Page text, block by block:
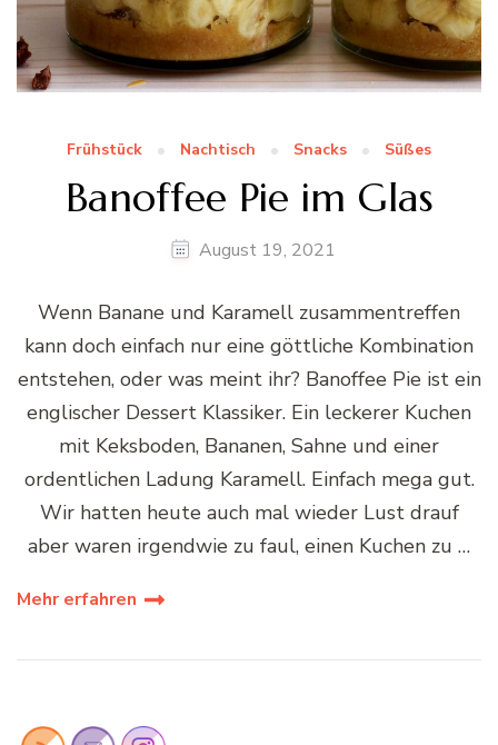
Frühstück Nachtisch Snacks Süßes
Banoffee Pie im Glas
August 19, 2021
Wenn Banane und Karamell zusammentreffen
kann doch einfach nur eine göttliche Kombination
entstehen, oder was meint ihr? Banoffee Pie ist ein
englischer Dessert Klassiker. Ein leckerer Kuchen
mit Keksboden, Bananen, Sahne und einer
ordentlichen Ladung Karamell. Einfach mega gut.
Wir hatten heute auch mal wieder Lust drauf
aber waren irgendwie zu faul, einen Kuchen zu …
Mehr erfahren